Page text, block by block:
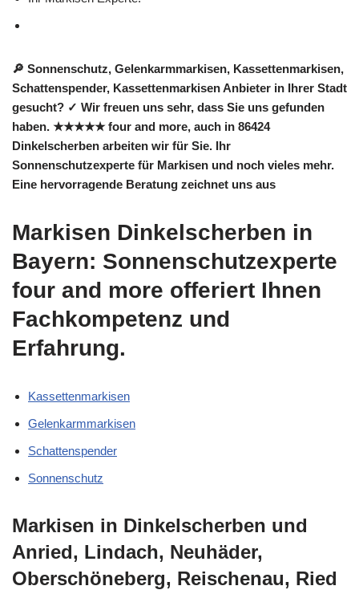
🔎 Sonnenschutz, Gelenkarmmarkisen, Kassettenmarkisen,
Schattenspender, Kassettenmarkisen Anbieter in Ihrer Stadt
gesucht? ✓ Wir freuen uns sehr, dass Sie uns gefunden
haben. ★★★★★ four and more, auch in 86424
Dinkelscherben arbeiten wir für Sie. Ihr
Sonnenschutzexperte für Markisen und noch vieles mehr.
Eine hervorragende Beratung zeichnet uns aus
Markisen Dinkelscherben in
Bayern: Sonnenschutzexperte
four and more offeriert Ihnen
Fachkompetenz und
Erfahrung.
Kassettenmarkisen
Gelenkarmmarkisen
Schattenspender
Sonnenschutz
Markisen in Dinkelscherben und
Anried, Lindach, Neuhäder,
Oberschöneberg, Reischenau, Ried